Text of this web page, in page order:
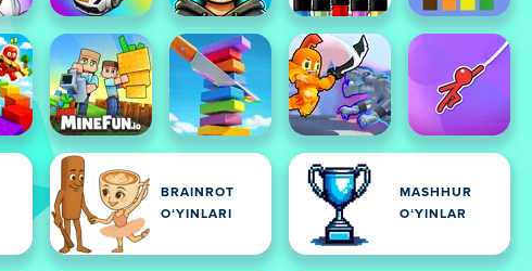
BRAINROT
OʻYINLARI
MASHHUR
OʻYINLAR